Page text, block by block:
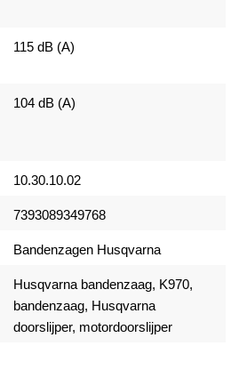
115 dB (A)
104 dB (A)
10.30.10.02
7393089349768
Bandenzagen Husqvarna
Husqvarna bandenzaag, K970,
bandenzaag, Husqvarna
doorslijper, motordoorslijper